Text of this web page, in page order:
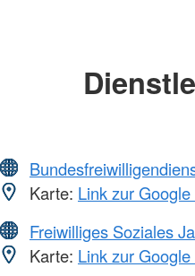
Karte: Link zur
Freiwilliges Soziales
Karte: Link zur